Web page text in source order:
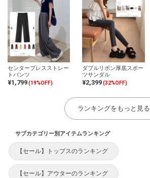
センタープレスストレー
トパンツ
¥1,799(19%OFF)
ダブルリボン厚底スポー
ツサンダル
¥2,399 (32%OFF)
ランキングをもっと見る
サブカテゴリー別アイテムランキング
【セール】トップスのランキング
【セール】アウターのランキング